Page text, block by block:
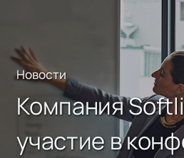
Новости
Компания
участие в